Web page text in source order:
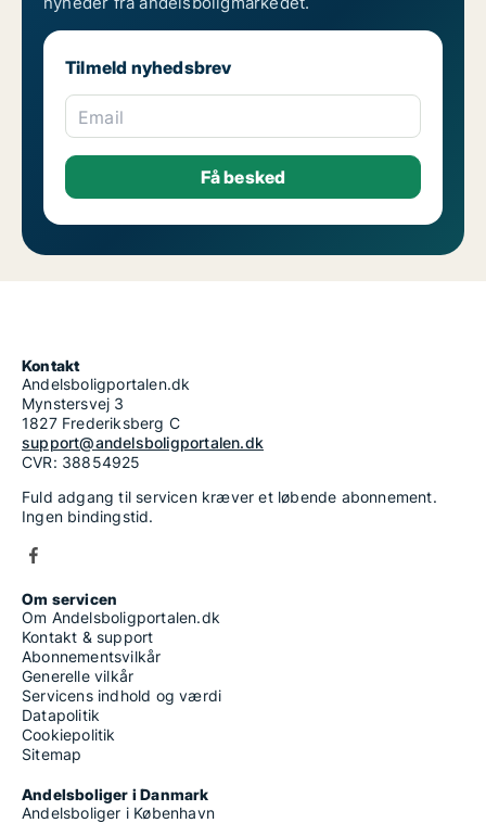
Tilmeld nyhedsbrev
Email
Kontakt
Andelsboligportalen.dk
Mynstersvej 3
1827 Frederiksberg C
support@andelsboligportalen.dk
CVR: 38854925
Fuld adgang til servicen kræver et løbende abonnement.
Ingen bindingstid.
Om servicen
Om Andelsboligportalen.dk
Kontakt & support
Abonnementsvilkår
Generelle vilkår
Servicens indhold og værdi
Datapolitik
Cookiepolitik
Sitemap
Andelsboliger i Danmark
Andelsboliger i København